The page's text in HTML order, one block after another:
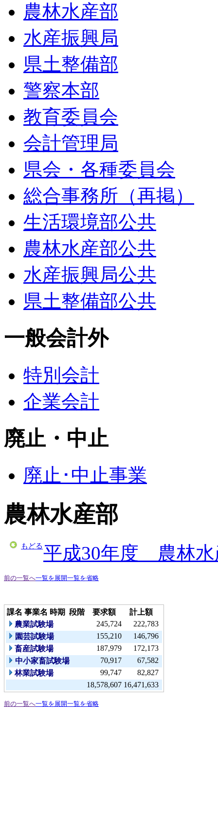
農林水産部
水産振興局
県土整備部
警察本部
教育委員会
会計管理局
県会・各種委員会
総合事務所（再掲）
生活環境部公共
農林水産部公共
水産振興局公共
県土整備部公共
一般会計外
特別会計
企業会計
廃止・中止
廃止･中止事業
農林水産部
もどる平成30年度 農林水
前の一覧へ一覧を展開一覧を省略
課名 事業名 時期 段階 要求額
計上額
農業試験場
245,724
222,783
園芸試験場
155,210
146,796
畜産試験場
187,979
172,173
中小家畜試験場
70,917
67,582
林業試験場
99,747
82,827
18,578,607 16,471,633
前の一覧へ一覧を展開一覧を省略